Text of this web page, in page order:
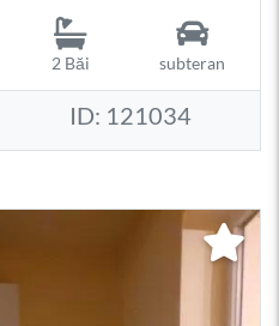
2 Băi subteran
ID: 121034